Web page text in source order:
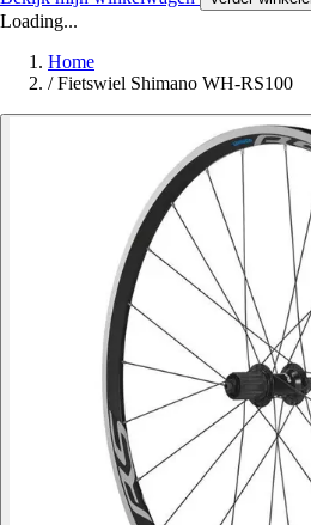
Loading...
Home
/ Fietswiel Shimano WH-RS100